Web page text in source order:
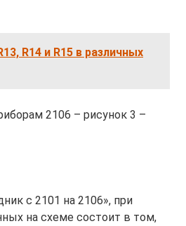
R14 и R15 в различных
2106 – рисунок 3 –
с 2101 на 2106», при
на схеме состоит в том,